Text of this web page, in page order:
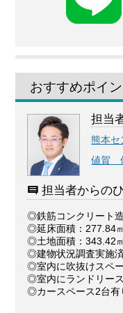
おすすめポイン
担当
熊本セ
値賀
担当者からの
◎鉄筋コンクリート
◎延床面積：277.84
◎土地面積：343.42
◎建物状況調査実施
◎室内に吹抜けスペー
◎室内にランドリース
◎カースペース2台有